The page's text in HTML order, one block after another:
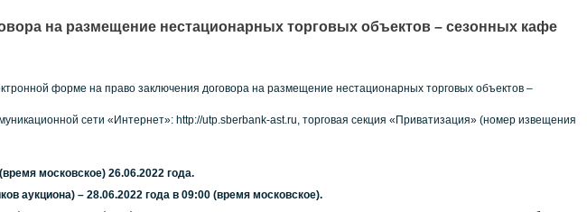
на размещение нестационарных торговых объектов – сезонных кафе
форме на право заключения договора на размещение нестационарных торговых объектов –
сети «Интернет»: http://utp.sberbank-ast.ru, торговая секция «Приватизация» (номер извещения
московское) 26.06.2022 года.
аукциона) – 28.06.2022 года в 09:00 (время московское).